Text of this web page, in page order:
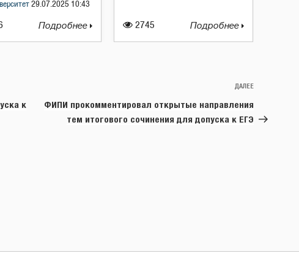
29.07.2025 10:43
Подробнее 2745 Подробнее
к
Следующая
ДАЛЕЕ
ФИПИ прокомментировал открытые направления
тем итогового сочинения для допуска к ЕГЭ